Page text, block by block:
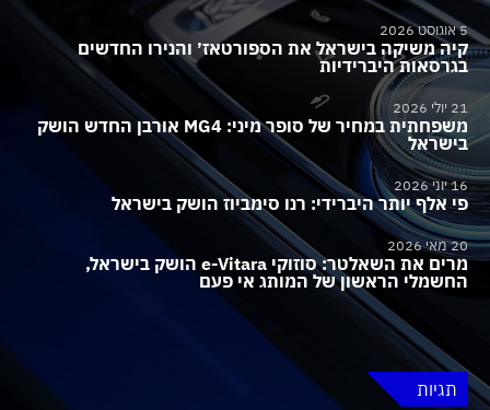
5 אוגוסט 2026
קיה משיקה בישראל את הספורטאז׳ והנירו החדשים
בגרסאות היברידיות
21 יולי 2026
משפחתית במחיר של סופר מיני: MG4 אורבן החדש הושק
בישראל
16 יוני 2026
פי אלף יותר היברידי: רנו סימביוז הושק בישראל
20 מאי 2026
מרים את השאלטר: סוזוקי e-Vitara הושק בישראל,
החשמלי הראשון של המותג אי פעם
תגיות